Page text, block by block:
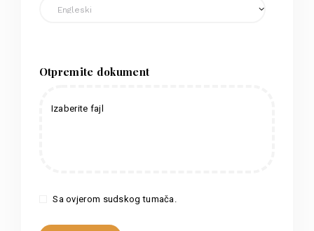
Otpremite dokument
Izaberite fajl
Sa ovjerom sudskog tumača.